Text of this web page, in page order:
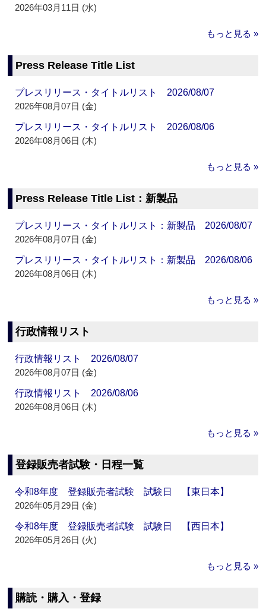
2026年03月11日 (水)
もっと見る »
Press Release Title List
プレスリリース・タイトルリスト 2026/08/07
2026年08月07日 (金)
プレスリリース・タイトルリスト 2026/08/06
2026年08月06日 (木)
もっと見る »
Press Release Title List：新製品
プレスリリース・タイトルリスト：新製品 2026/08/07
2026年08月07日 (金)
プレスリリース・タイトルリスト：新製品 2026/08/06
2026年08月06日 (木)
もっと見る »
行政情報リスト
行政情報リスト 2026/08/07
2026年08月07日 (金)
行政情報リスト 2026/08/06
2026年08月06日 (木)
もっと見る »
登録販売者試験・日程一覧
令和8年度 登録販売者試験 試験日 【東日本】
2026年05月29日 (金)
令和8年度 登録販売者試験 試験日 【西日本】
2026年05月26日 (火)
もっと見る »
購読・購入・登録